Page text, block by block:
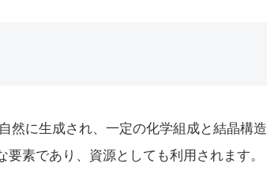
然に生成され、一定の化学組成と結晶構造
素であり、資源としても利用されます。